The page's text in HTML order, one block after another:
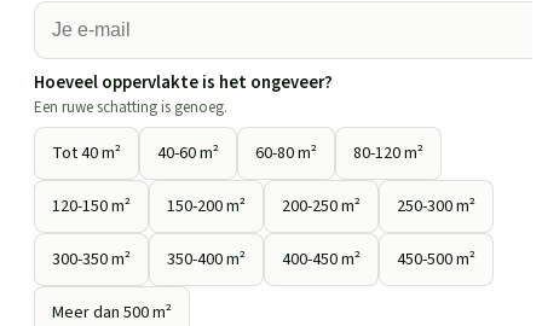
Hoeveel oppervlakte is het ongeveer?
Een ruwe schatting is genoeg.
Tot 40 m² 40-60 m² 60-80 m² 80-120 m²
120-150 m² 150-200 m² 200-250 m² 250-300 m²
300-350 m² 350-400 m² 400-450 m² 450-500 m²
Meer dan 500 m²